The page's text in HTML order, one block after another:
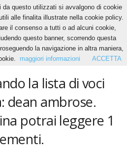
la lista di voci
dean ambrose.
potrai leggere 1
questo utilizzati si avvalgono di cookie
alle finalita illustrate nella cookie policy.
il consenso a tutti o ad alcuni cookie,
questo banner, scorrendo questa
la navigazione in altra maniera,
maggiori informazioni ACCETTA